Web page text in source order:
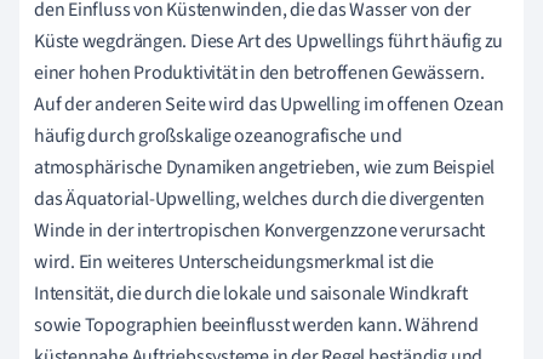
den Einfluss von Küstenwinden, die das Wasser von der
Küste wegdrängen. Diese Art des Upwellings führt häufig zu
einer hohen Produktivität in den betroffenen Gewässern.
Auf der anderen Seite wird das Upwelling im offenen Ozean
häufig durch großskalige ozeanografische und
atmosphärische Dynamiken angetrieben, wie zum Beispiel
das Äquatorial-Upwelling, welches durch die divergenten
Winde in der intertropischen Konvergenzzone verursacht
wird. Ein weiteres Unterscheidungsmerkmal ist die
Intensität, die durch die lokale und saisonale Windkraft
sowie Topographien beeinflusst werden kann. Während